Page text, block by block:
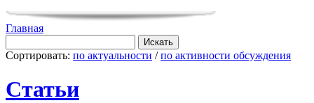
Главная
Сортировать: по актуальности /по активности обсуждения
Статьи